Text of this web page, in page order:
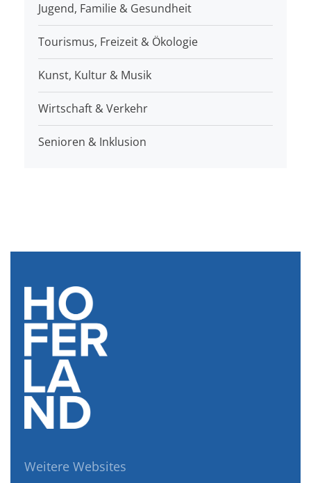
Jugend, Familie & Gesundheit
Tourismus, Freizeit & Ökologie
Kunst, Kultur & Musik
Wirtschaft & Verkehr
Senioren & Inklusion
Weitere Websites